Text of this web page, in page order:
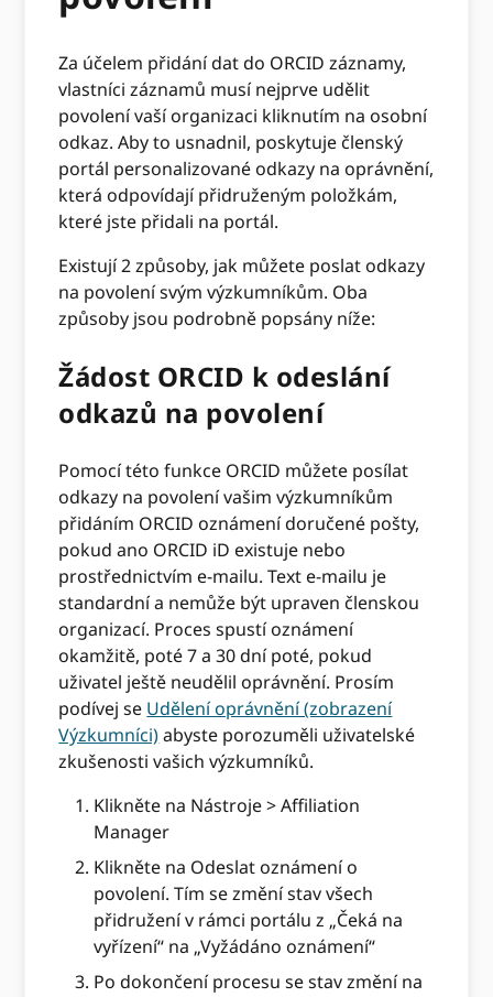
Za účelem přidání dat do ORCID záznamy,
vlastníci záznamů musí nejprve udělit
povolení vaší organizaci kliknutím na osobní
odkaz. Aby to usnadnil, poskytuje členský
portál personalizované odkazy na oprávnění,
která odpovídají přidruženým položkám,
které jste přidali na portál.
Existují 2 způsoby, jak můžete poslat odkazy
na povolení svým výzkumníkům. Oba
způsoby jsou podrobně popsány níže:
Žádost ORCID k odeslání
odkazů na povolení
Pomocí této funkce ORCID můžete posílat
odkazy na povolení vašim výzkumníkům
přidáním ORCID oznámení doručené pošty,
pokud ano ORCID iD existuje nebo
prostřednictvím e-mailu. Text e-mailu je
standardní a nemůže být upraven členskou
organizací. Proces spustí oznámení
okamžitě, poté 7 a 30 dní poté, pokud
uživatel ještě neudělil oprávnění. Prosím
podívej se Udělení oprávnění (zobrazení
Výzkumníci)abyste porozuměli uživatelské
zkušenosti vašich výzkumníků.
Klikněte na Nástroje > Affiliation
Manager
Klikněte na Odeslat oznámení o
povolení. Tím se změní stav všech
přidružení v rámci portálu z „Čeká na
vyřízení“ na „Vyžádáno oznámení“
Po dokončení procesu se stav změní na